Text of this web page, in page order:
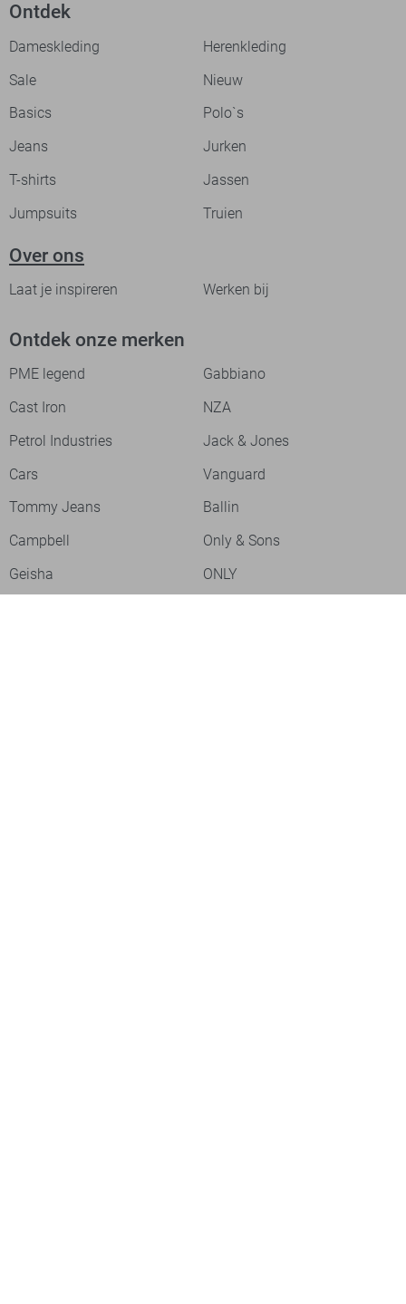
Ontdek
Dameskleding
Herenkleding
Sale
Nieuw
Basics
Polo`s
Jeans
Jurken
T-shirts
Jassen
Jumpsuits
Truien
Over ons
Laat je inspireren Werken bij
Ontdek onze merken
PME legend
Gabbiano
Cast Iron
NZA
Petrol Industries
Jack & Jones
Cars
Vanguard
Tommy Jeans
Ballin
Campbell
Only & Sons
Geisha
ONLY